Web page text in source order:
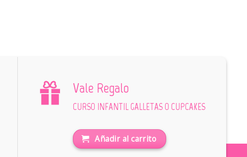
Vale Regalo
CURSO INFANTIL GALLETAS O CUPCAKES
Añadir al carrito